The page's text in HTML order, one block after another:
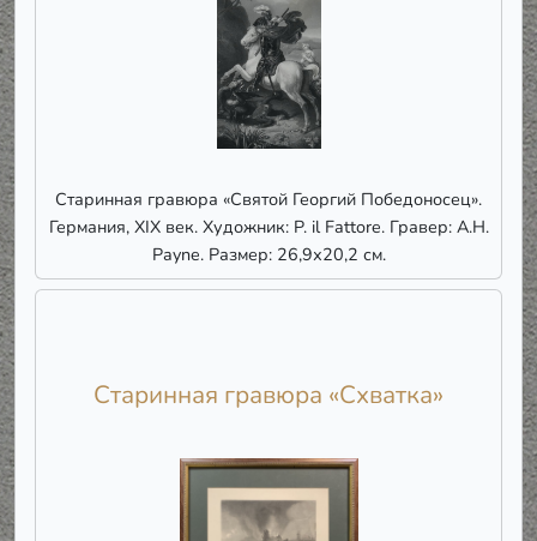
Старинная гравюра «Святой Георгий Победоносец».
Германия, XIX век. Художник: P. il Fattore. Гравер: A.H.
Payne. Размер: 26,9х20,2 см.
Старинная гравюра «Схватка»